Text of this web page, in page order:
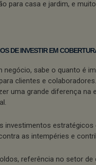
para casa e jardim, e
DE INVESTIR EM
negócio, sabe o quanto é
clientes e
uma grande diferença na
investimentos
as intempéries e
referência no setor de